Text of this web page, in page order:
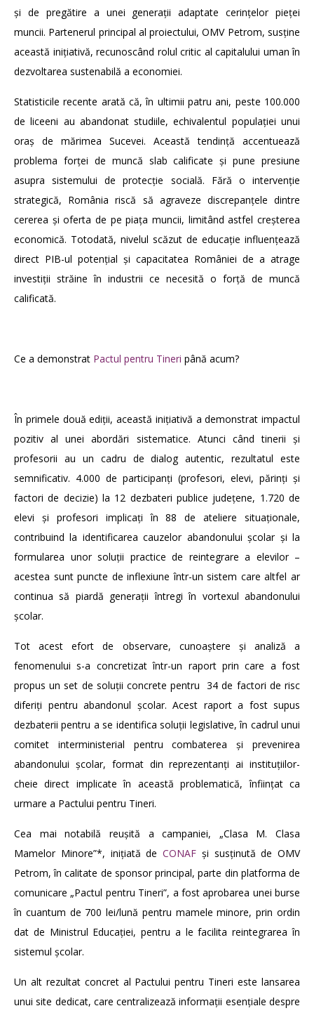
și de pregătire a unei generații adaptate cerințelor pieței
muncii. Partenerul principal al proiectului, OMV Petrom, susține
această inițiativă, recunoscând rolul critic al capitalului uman în
dezvoltarea sustenabilă a economiei.
Statisticile recente arată că, în ultimii patru ani, peste 100.000
de liceeni au abandonat studiile, echivalentul populației unui
oraș de mărimea Sucevei. Această tendință accentuează
problema forței de muncă slab calificate și pune presiune
asupra sistemului de protecție socială. Fără o intervenție
strategică, România riscă să agraveze discrepanțele dintre
cererea și oferta de pe piața muncii, limitând astfel creșterea
economică. Totodată, nivelul scăzut de educație influențează
direct PIB-ul potențial și capacitatea României de a atrage
investiții străine în industrii ce necesită o forță de muncă
calificată.
Ce a demonstrat Pactul pentru Tineri până acum?
În primele două ediții, această inițiativă a demonstrat impactul
pozitiv al unei abordări sistematice. Atunci când tinerii și
profesorii au un cadru de dialog autentic, rezultatul este
semnificativ. 4.000 de participanți (profesori, elevi, părinți și
factori de decizie) la 12 dezbateri publice județene, 1.720 de
elevi și profesori implicați în 88 de ateliere situaționale,
contribuind la identificarea cauzelor abandonului școlar și la
formularea unor soluții practice de reintegrare a elevilor –
acestea sunt puncte de inflexiune într-un sistem care altfel ar
continua să piardă generații întregi în vortexul abandonului
școlar.
Tot acest efort de observare, cunoaștere și analiză a
fenomenului s-a concretizat într-un raport prin care a fost
propus un set de soluții concrete pentru 34 de factori de risc
diferiți pentru abandonul școlar. Acest raport a fost supus
dezbaterii pentru a se identifica soluții legislative, în cadrul unui
comitet interministerial pentru combaterea și prevenirea
abandonului școlar, format din reprezentanți ai instituțiilor-
cheie direct implicate în această problematică, înființat ca
urmare a Pactului pentru Tineri.
Cea mai notabilă reușită a campaniei, „Clasa M. Clasa
Mamelor Minore”*, inițiată de CONAF și susținută de OMV
Petrom, în calitate de sponsor principal, parte din platforma de
comunicare „Pactul pentru Tineri”, a fost aprobarea unei burse
în cuantum de 700 lei/lună pentru mamele minore, prin ordin
dat de Ministrul Educației, pentru a le facilita reintegrarea în
sistemul școlar.
Un alt rezultat concret al Pactului pentru Tineri este lansarea
unui site dedicat, care centralizează informații esențiale despre